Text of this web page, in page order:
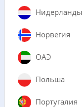
Нидерланды
Норвегия
ОАЭ
Польша
Португалия